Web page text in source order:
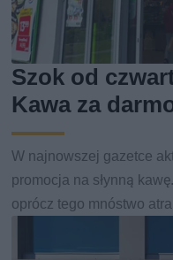
Szok od
Kawa za
W najnowszej gazetce
promocja na słynną
oprócz tego mnóstwo